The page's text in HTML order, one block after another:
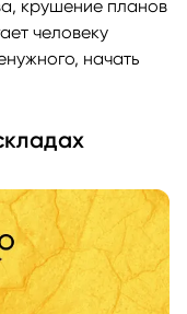
крушение планов
человеку
начать